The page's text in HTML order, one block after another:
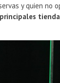
y quien no